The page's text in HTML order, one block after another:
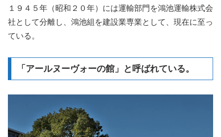
１９４５年（昭和２０年）には運輸部門を鴻池運輸株式会
社として分離し、鴻池組を建設業専業として、現在に至っ
ている。
「アールヌーヴォーの館」と呼ばれている。